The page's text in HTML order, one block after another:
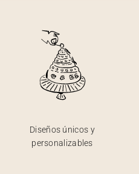
Diseños únicos y
personalizables